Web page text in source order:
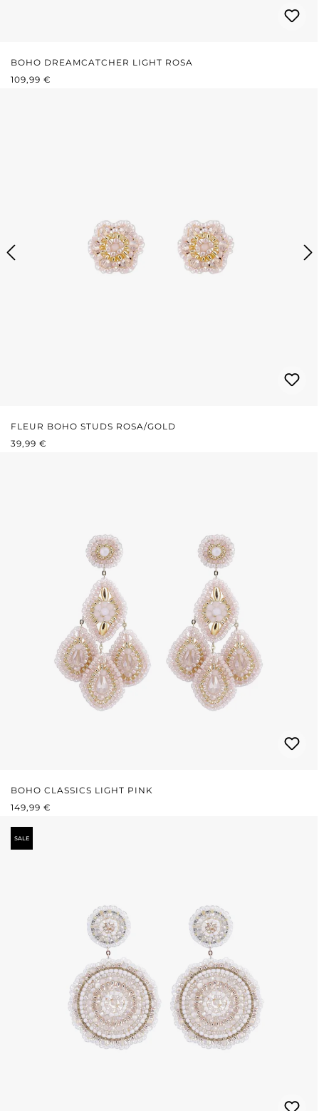
BOHO DREAMCATCHER LIGHT ROSA
REGULÄRER PREIS:
109,99 €
FLEUR BOHO STUDS ROSA/GOLD
REGULÄRER PREIS:
39,99 €
BOHO CLASSICS LIGHT PINK
REGULÄRER PREIS:
149,99 €
SALE